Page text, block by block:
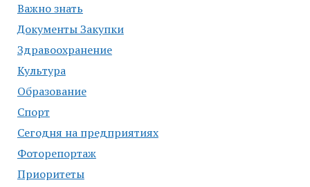
Важно знать
Документы Закупки
Здравоохранение
Культура
Образование
Спорт
Сегодня на предприятиях
Фоторепортаж
Приоритеты